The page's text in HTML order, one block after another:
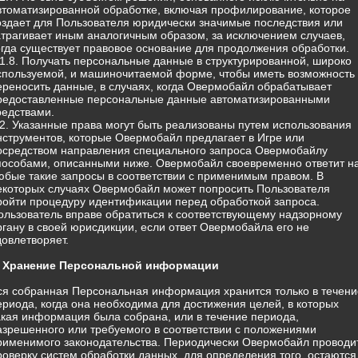
обработке, включая профилирование, которое
для Пользователя юридически значимые последствия или
иным аналогичным образом, за исключением случаев,
существует правовое основание для продолжения обработки.
Получать персональные данные в структурированной, широко
и машиночитаемой форме, чтобы иметь возможность
данные, в случаях, когда Овермобайл обрабатывает
персональные данные автоматизированными
Указанные права могут быть реализованы путем использования
которые Овермобайл предлагает в Игре или
направления специального запроса Овермобайлу
описанными ниже. Овермобайл своевременно ответит
такие запросы в соответствии с применимым правом. В
случаях Овермобайл может попросить Пользователя
процедуру идентификации перед обработкой запроса.
вправе обратиться к соответствующему надзорному
в своей юрисдикции, если ответ Овермобайла его не
Хранение Персональной информации
собранная Персональная информация хранится только в
когда она необходима для достижения целей, в которых
информация была собрана, или в течение периода,
или требуемого в соответствии с положениями
законодательства. Периодически Овермобайл
систем обработки данных, для определения того, остаются